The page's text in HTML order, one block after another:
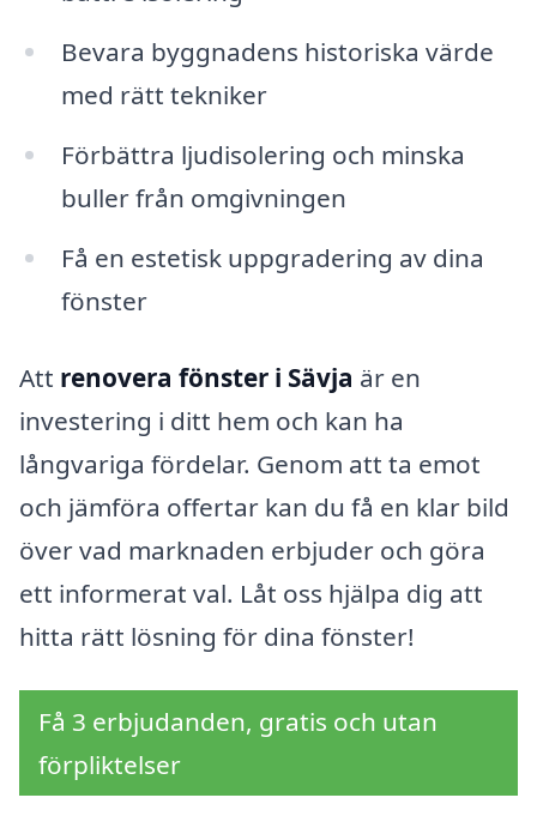
Bevara byggnadens historiska värde
med rätt tekniker
Förbättra ljudisolering och minska
buller från omgivningen
Få en estetisk uppgradering av dina
fönster
Att renovera fönster i Sävja är en
investering i ditt hem och kan ha
långvariga fördelar. Genom att ta emot
och jämföra offertar kan du få en klar bild
över vad marknaden erbjuder och göra
ett informerat val. Låt oss hjälpa dig att
hitta rätt lösning för dina fönster!
Få 3 erbjudanden, gratis och utan
förpliktelser